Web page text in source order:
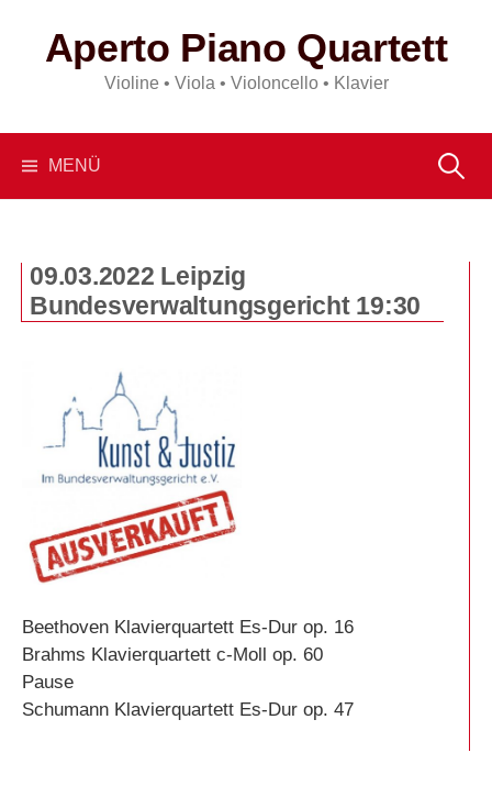
Aperto Piano Quartett
Violine • Viola • Violoncello • Klavier
MENÜ Suchen
09.03.2022 Leipzig
Bundesverwaltungsgericht 19:30
Beethoven Klavierquartett Es-Dur op. 16
Brahms Klavierquartett c-Moll op. 60
Pause
Schumann Klavierquartett Es-Dur op. 47